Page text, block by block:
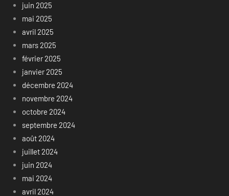
juin 2025
mai 2025
avril 2025
mars 2025
février 2025
janvier 2025
décembre 2024
novembre 2024
octobre 2024
septembre 2024
août 2024
juillet 2024
juin 2024
mai 2024
avril 2024